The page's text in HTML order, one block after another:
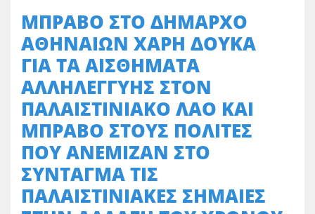
ΜΠΡΑΒΟ ΣΤΟ ΔΗΜΑΡΧΟ
ΑΘΗΝΑΙΩΝ ΧΑΡΗ ΔΟΥΚΑ
ΓΙΑ ΤΑ ΑΙΣΘΗΜΑΤΑ
ΑΛΛΗΛΕΓΓΥΗΣ ΣΤΟΝ
ΠΑΛΑΙΣΤΙΝΙΑΚΟ ΛΑΟ ΚΑΙ
ΜΠΡΑΒΟ ΣΤΟΥΣ ΠΟΛΙΤΕΣ
ΠΟΥ ΑΝΕΜΙΖΑΝ ΣΤΟ
ΣΥΝΤΑΓΜΑ ΤΙΣ
ΠΑΛΑΙΣΤΙΝΙΑΚΕΣ ΣΗΜΑΙΕΣ